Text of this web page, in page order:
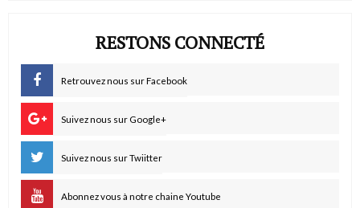
RESTONS CONNECTÉ
Retrouvez nous sur Facebook
Suivez nous sur Google+
Suivez nous sur Twiitter
Abonnez vous à notre chaine Youtube